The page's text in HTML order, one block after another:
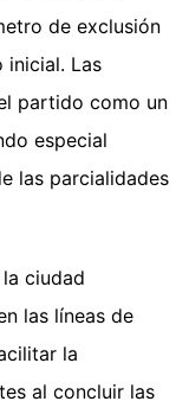
de exclusión
inicial. Las
partido como un
especial
las parcialidades
ciudad
las líneas de
la
al concluir las